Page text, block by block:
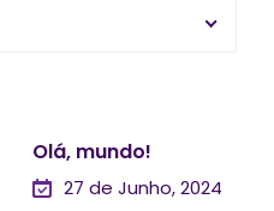
Olá, mundo!
27 de Junho, 2024